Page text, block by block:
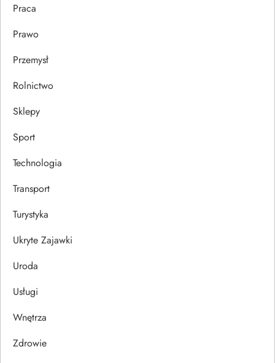
Praca
Prawo
Przemysł
Rolnictwo
Sklepy
Sport
Technologia
Transport
Turystyka
Ukryte Zajawki
Uroda
Usługi
Wnętrza
Zdrowie